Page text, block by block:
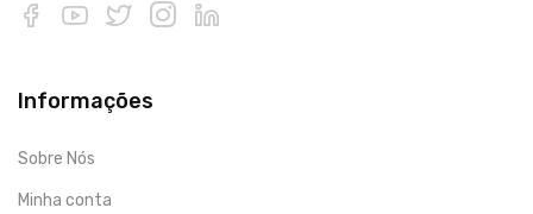
Informações
Sobre Nós
Minha conta